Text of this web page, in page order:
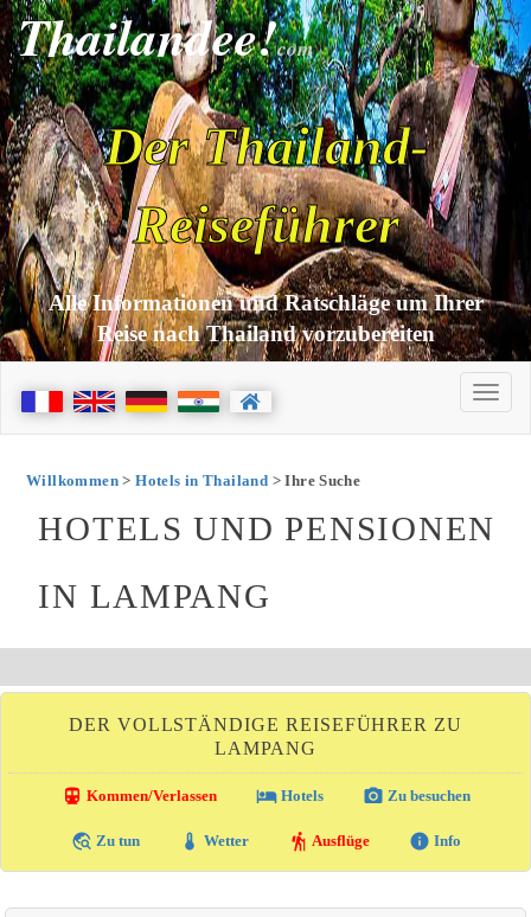
Thailandee!com
Der Thailand-
Reiseführer
Alle Informationen und Ratschläge um Ihrer
Reise nach Thailand vorzubereiten
Willkommen>Hotels in Thailand > Ihre Suche
HOTELS UND PENSIONEN
IN LAMPANG
DER VOLLSTÄNDIGE REISEFÜHRER ZU
LAMPANG
directions_transit Kommen/Verlassen local_hotelHotels photo_camera Zu besuchen
travel_explore Zu tun thermostat Wetter hiking Ausflüge info Info